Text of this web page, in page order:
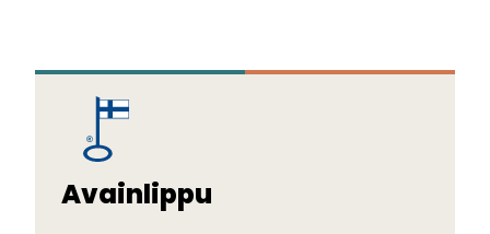
Avainlippu